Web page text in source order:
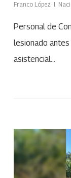
Franco López
Personal de
lesionado
asistencial…